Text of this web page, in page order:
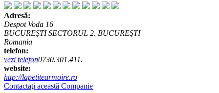
Adresă:
Despot Voda 16
BUCUREŞTI SECTORUL 2, BUCUREŞTI
Romania
telefon:
vezi telefon0730.301.411.
website:
http://lapetitearmoire.ro
Contactaţi această Companie